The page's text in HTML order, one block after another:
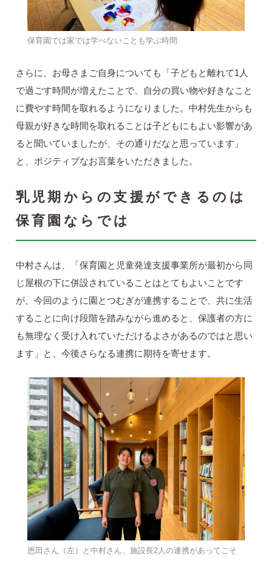
保育園では家では学べないことも学ぶ時間
さらに、お母さまご自身についても「子どもと離れて1人
で過ごす時間が増えたことで、自分の買い物や好きなこと
に費やす時間を取れるようになりました。中村先生からも
母親が好きな時間を取れることは子どもにもよい影響があ
ると聞いていましたが、その通りだなと思っています」
と、ポジティブなお言葉をいただきました。
乳児期からの支援ができるのは
保育園ならでは
中村さんは、「保育園と児童発達支援事業所が最初から同
じ屋根の下に併設されていることはとてもよいことです
が、今回のように園とつむぎが連携することで、共に生活
することに向け段階を踏みながら進めると、保護者の方に
も無理なく受け入れていただけるよさがあるのではと思い
ます」と、今後さらなる連携に期待を寄せます。
恩田さん（左）と中村さん、施設長2人の連携があってこそ